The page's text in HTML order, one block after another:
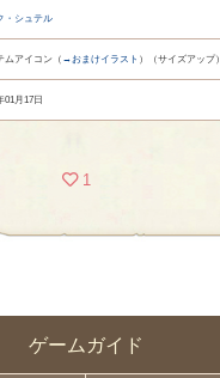
ゲームガイド
・シュテル
ムアイコン（→おまけイラスト ）（サイズアップ）
01月17日
1